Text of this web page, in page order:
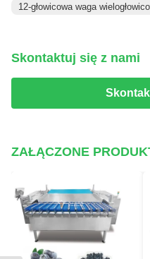
12-głowicowa waga
Skontaktuj się z nami
ZAŁĄCZONE